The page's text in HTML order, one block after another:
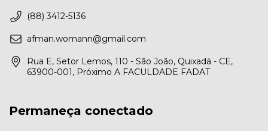
(88) 3412-5136
afman.womann@gmail.com
Rua E, Setor Lemos, 110 - São João, Quixadá - CE,
63900-001, Próximo A FACULDADE FADAT
Permaneça conectado